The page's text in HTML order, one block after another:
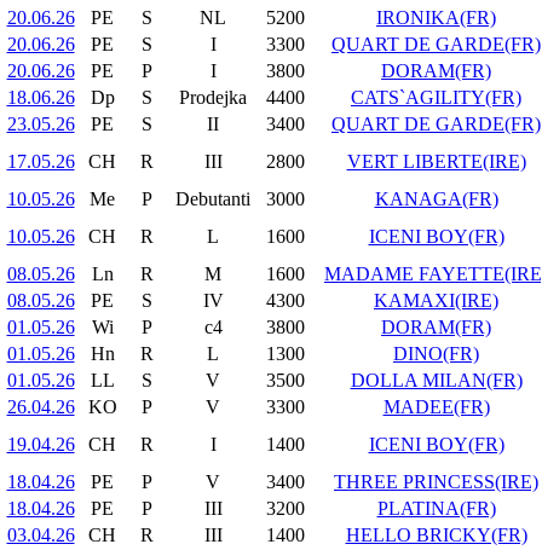
20.06.26
PE S NL 5200
IRONIKA(FR)
20.06.26
PE S I 3300
QUART DE GARDE(FR)
20.06.26
PE P I 3800
DORAM(FR)
18.06.26
Dp S Prodejka 4400
CATS`AGILITY(FR)
23.05.26
PE S II 3400
QUART DE GARDE(FR)
17.05.26
CH R III 2800
VERT LIBERTE(IRE)
10.05.26
Me P Debutanti 3000
KANAGA(FR)
10.05.26
CH R L 1600
ICENI BOY(FR)
08.05.26
Ln R M 1600
MADAME
08.05.26
PE S IV 4300
KAMAXI(IRE)
01.05.26
Wi P c4 3800
DORAM(FR)
01.05.26
Hn R L 1300
DINO(FR)
01.05.26
LL S V 3500
DOLLA MILAN(FR)
26.04.26
KO P V 3300
MADEE(FR)
19.04.26
CH R I 1400
ICENI BOY(FR)
18.04.26
PE P V 3400
THREE PRINCESS(IRE)
18.04.26
PE P III 3200
PLATINA(FR)
03.04.26
CH R III 1400
HELLO BRICKY(FR)